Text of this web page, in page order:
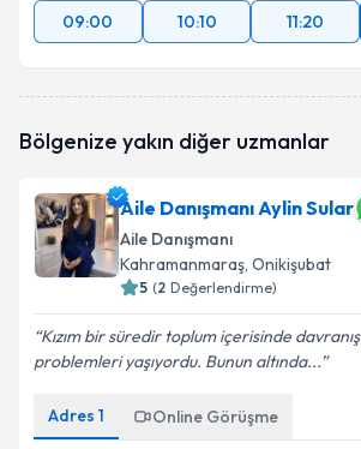
09:00
10:10 11:20
Bölgenize yakın diğer uzmanlar
Aile Danışmanı Aylin Sular
Aile Danışmanı
Kahramanmaraş, Onikişubat
5 (2 Değerlendirme)
Kızım bir süredir toplum içerisinde davranış
problemleri yaşıyordu. Bunun altında...
Adres 1 Online Görüşme